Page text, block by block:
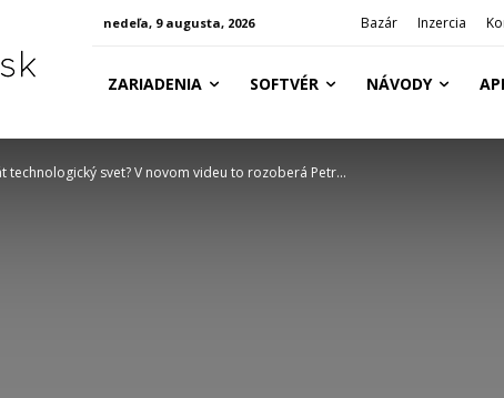
nedeľa, 9 augusta, 2026 Bazár Inzercia
ZARIADENIA SOFTVÉR NÁVODY
technologický svet? V novom videu to rozoberá Petr...